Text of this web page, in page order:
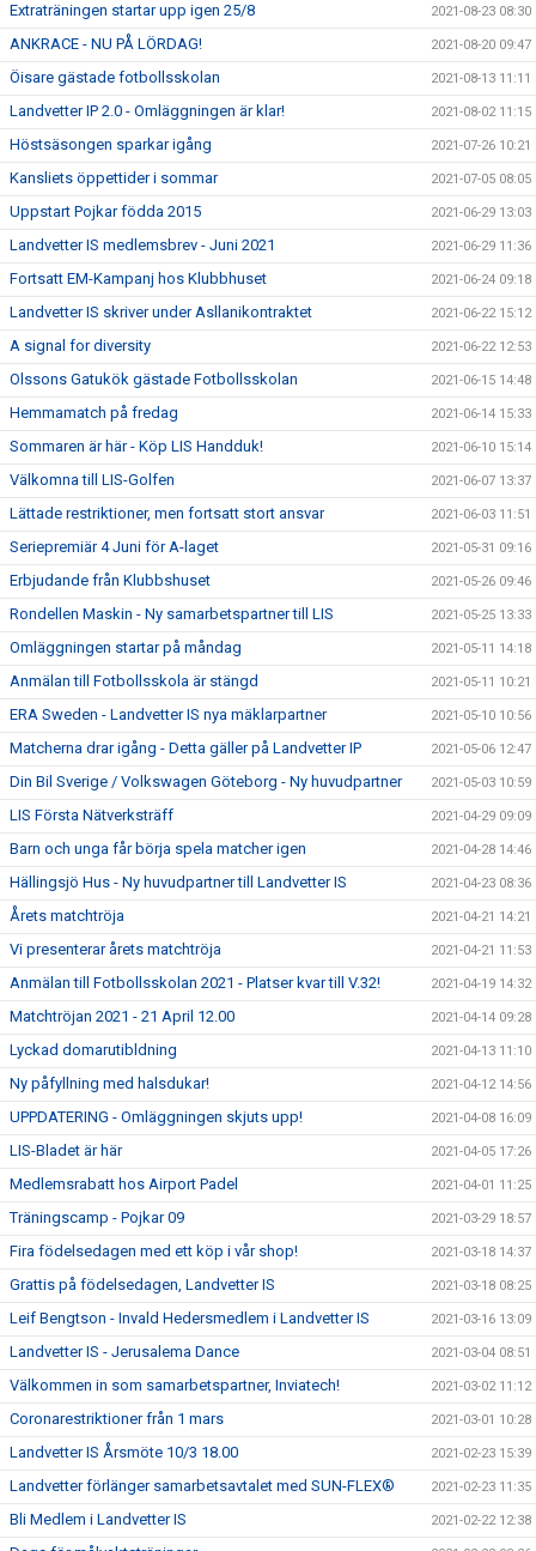
Extraträningen startar upp igen 25/8 2021-08-23 08:30
ANKRACE - NU PÅ LÖRDAG! 2021-08-20 09:47
Öisare gästade fotbollsskolan 2021-08-13 11:11
Landvetter IP 2.0 - Omläggningen är klar! 2021-08-02 11:15
Höstsäsongen sparkar igång 2021-07-26 10:21
Kansliets öppettider i sommar 2021-07-05 08:05
Uppstart Pojkar födda 2015 2021-06-29 13:03
Landvetter IS medlemsbrev - Juni 2021 2021-06-29 11:36
Fortsatt EM-Kampanj hos Klubbhuset 2021-06-24 09:18
Landvetter IS skriver under Asllanikontraktet 2021-06-22 15:12
A signal for diversity 2021-06-22 12:53
Olssons Gatukök gästade Fotbollsskolan 2021-06-15 14:48
Hemmamatch på fredag 2021-06-14 15:33
Sommaren är här - Köp LIS Handduk! 2021-06-10 15:14
Välkomna till LIS-Golfen 2021-06-07 13:37
Lättade restriktioner, men fortsatt stort ansvar 2021-06-03 11:51
Seriepremiär 4 Juni för A-laget 2021-05-31 09:16
Erbjudande från Klubbshuset 2021-05-26 09:46
Rondellen Maskin - Ny samarbetspartner till LIS 2021-05-25 13:33
Omläggningen startar på måndag 2021-05-11 14:18
Anmälan till Fotbollsskola är stängd 2021-05-11 10:21
ERA Sweden - Landvetter IS nya mäklarpartner 2021-05-10 10:56
Matcherna drar igång - Detta gäller på Landvetter IP 2021-05-06 12:47
Din Bil Sverige / Volkswagen Göteborg - Ny huvudpartner 2021-05-03 10:59
LIS Första Nätverksträff 2021-04-29 09:09
Barn och unga får börja spela matcher igen 2021-04-28 14:46
Hällingsjö Hus - Ny huvudpartner till Landvetter IS 2021-04-23 08:36
Årets matchtröja 2021-04-21 14:21
Vi presenterar årets matchtröja 2021-04-21 11:53
Anmälan till Fotbollsskolan 2021 - Platser kvar till V.32! 2021-04-19 14:32
Matchtröjan 2021 - 21 April 12.00 2021-04-14 09:28
Lyckad domarutibldning 2021-04-13 11:10
Ny påfyllning med halsdukar! 2021-04-12 14:56
UPPDATERING - Omläggningen skjuts upp! 2021-04-08 16:09
LIS-Bladet är här 2021-04-05 17:26
Medlemsrabatt hos Airport Padel 2021-04-01 11:25
Träningscamp - Pojkar 09 2021-03-29 18:57
Fira födelsedagen med ett köp i vår shop! 2021-03-18 14:37
Grattis på födelsedagen, Landvetter IS 2021-03-18 08:25
Leif Bengtson - Invald Hedersmedlem i Landvetter IS 2021-03-16 13:09
Landvetter IS - Jerusalema Dance 2021-03-04 08:51
Välkommen in som samarbetspartner, Inviatech! 2021-03-02 11:12
Coronarestriktioner från 1 mars 2021-03-01 10:28
Landvetter IS Årsmöte 10/3 18.00 2021-02-23 15:39
Landvetter förlänger samarbetsavtalet med SUN-FLEX® 2021-02-23 11:35
Bli Medlem i Landvetter IS 2021-02-22 12:38